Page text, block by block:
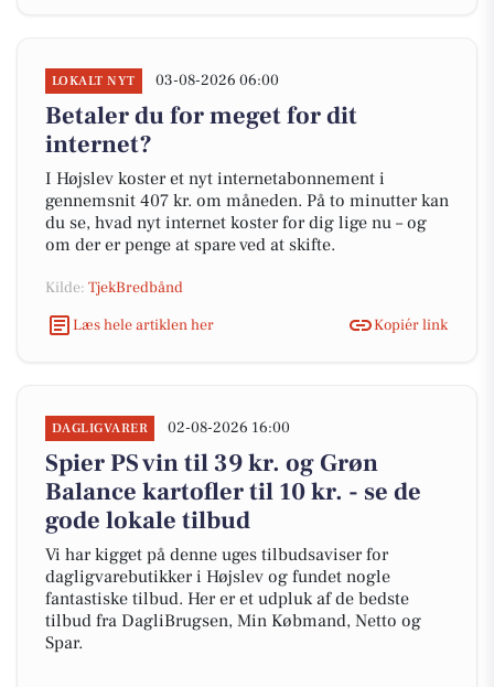
LOKALT NYT 03-08-2026 06:00
Betaler du for meget for dit
internet?
I Højslev koster et nyt internetabonnement i
gennemsnit 407 kr. om måneden. På to minutter kan
du se, hvad nyt internet koster for dig lige nu – og
om der er penge at spare ved at skifte.
Kilde: TjekBredbånd
Læs hele artiklen her
Kopiér link
DAGLIGVARER 02-08-2026 16:00
Spier PS vin til 39 kr. og Grøn
Balance kartofler til 10 kr. - se de
gode lokale tilbud
Vi har kigget på denne uges tilbudsaviser for
dagligvarebutikker i Højslev og fundet nogle
fantastiske tilbud. Her er et udpluk af de bedste
tilbud fra DagliBrugsen, Min Købmand, Netto og
Spar.